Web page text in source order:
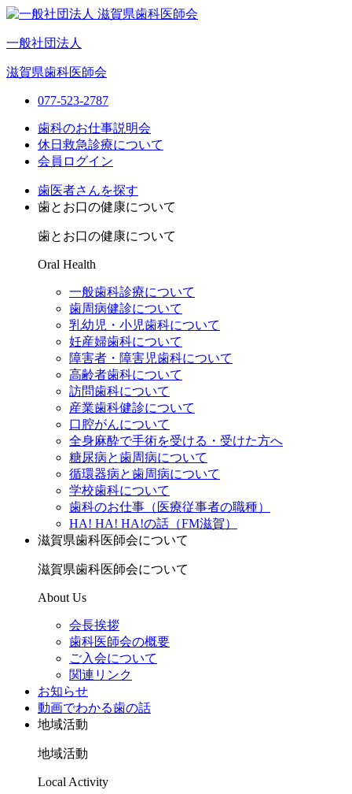
一般社団法人
滋賀県歯科医師会
077-523-2787
歯科のお仕事説明会
休日救急診療について
会員ログイン
歯医者さんを探す
歯とお口の健康について
歯とお口の健康について
Oral Health
一般歯科診療について
歯周病健診について
乳幼児・小児歯科について
妊産婦歯科について
障害者・障害児歯科について
高齢者歯科について
訪問歯科について
産業歯科健診について
口腔がんについて
全身麻酔で手術を受ける・受けた方へ
糖尿病と歯周病について
循環器病と歯周病について
学校歯科について
歯科のお仕事（医療従事者の職種）
HA! HA! HA!の話（FM滋賀）
滋賀県歯科医師会について
滋賀県歯科医師会について
About Us
会長挨拶
歯科医師会の概要
ご入会について
関連リンク
お知らせ
動画でわかる歯の話
地域活動
地域活動
Local Activity